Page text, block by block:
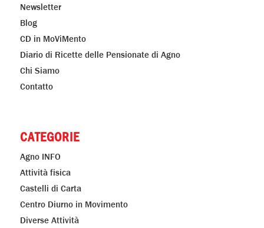
Newsletter
Blog
CD in MoViMento
Diario di Ricette delle Pensionate di Agno
Chi Siamo
Contatto
CATEGORIE
Agno INFO
Attività fisica
Castelli di Carta
Centro Diurno in Movimento
Diverse Attività